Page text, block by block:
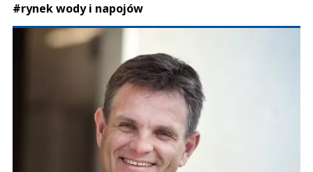
#rynek wody i napojów